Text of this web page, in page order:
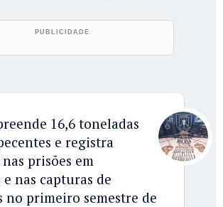
16,6 toneladas
e registra
prisões em
nas capturas de
no primeiro semestre de